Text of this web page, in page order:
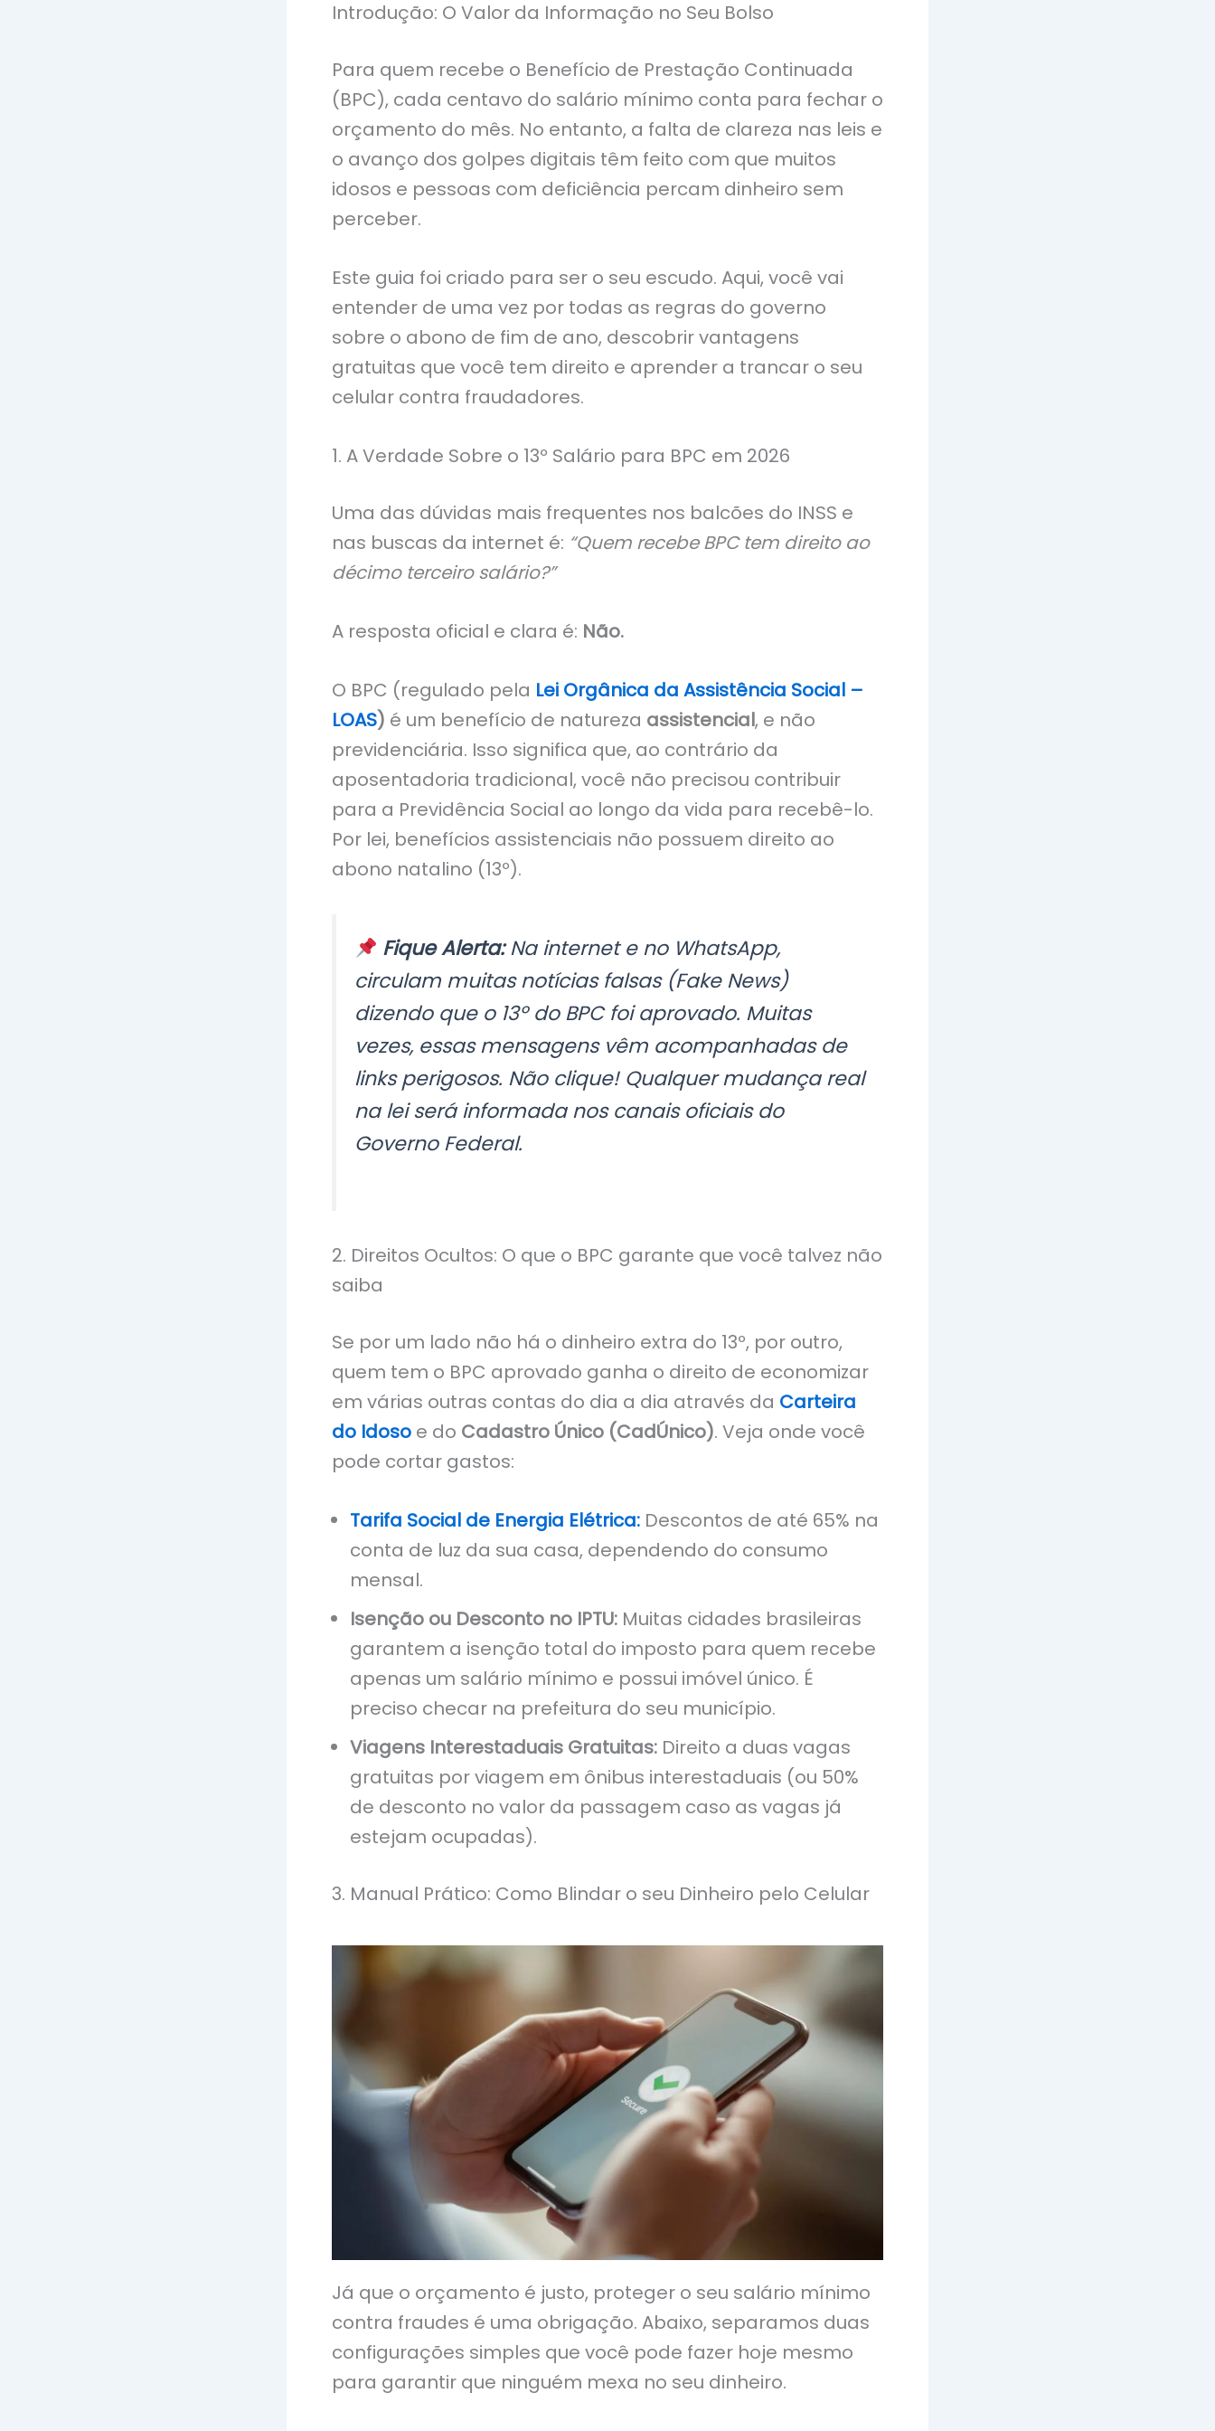
Introdução: O Valor da Informação no Seu Bolso
Para quem recebe o Benefício de Prestação Continuada
(BPC), cada centavo do salário mínimo conta para fechar o
orçamento do mês. No entanto, a falta de clareza nas leis e
o avanço dos golpes digitais têm feito com que muitos
idosos e pessoas com deficiência percam dinheiro sem
perceber.
Este guia foi criado para ser o seu escudo. Aqui, você vai
entender de uma vez por todas as regras do governo
sobre o abono de fim de ano, descobrir vantagens
gratuitas que você tem direito e aprender a trancar o seu
celular contra fraudadores.
1. A Verdade Sobre o 13º Salário para BPC em 2026
Uma das dúvidas mais frequentes nos balcões do INSS e
nas buscas da internet é: “Quem recebe BPC tem direito ao
décimo terceiro salário?”
A resposta oficial e clara é: Não.
O BPC (regulado pela Lei Orgânica da Assistência Social –
LOAS) é um benefício de natureza assistencial, e não
previdenciária. Isso significa que, ao contrário da
aposentadoria tradicional, você não precisou contribuir
para a Previdência Social ao longo da vida para recebê-lo.
Por lei, benefícios assistenciais não possuem direito ao
abono natalino (13º).
Fique Alerta:Na internet e no WhatsApp,
circulam muitas notícias falsas (Fake News)
dizendo que o 13º do BPC foi aprovado. Muitas
vezes, essas mensagens vêm acompanhadas de
links perigosos. Não clique! Qualquer mudança real
na lei será informada nos canais oficiais do
Governo Federal.
2. Direitos Ocultos: O que o BPC garante que você talvez não
saiba
Se por um lado não há o dinheiro extra do 13º, por outro,
quem tem o BPC aprovado ganha o direito de economizar
em várias outras contas do dia a dia através da Carteira
do Idoso e do Cadastro Único (CadÚnico). Veja onde você
pode cortar gastos:
Tarifa Social de Energia Elétrica: Descontos de até 65% na
conta de luz da sua casa, dependendo do consumo
mensal.
Isenção ou Desconto no IPTU: Muitas cidades brasileiras
garantem a isenção total do imposto para quem recebe
apenas um salário mínimo e possui imóvel único. É
preciso checar na prefeitura do seu município.
Viagens Interestaduais Gratuitas: Direito a duas vagas
gratuitas por viagem em ônibus interestaduais (ou 50%
de desconto no valor da passagem caso as vagas já
estejam ocupadas).
3. Manual Prático: Como Blindar o seu Dinheiro pelo Celular
Já que o orçamento é justo, proteger o seu salário mínimo
contra fraudes é uma obrigação. Abaixo, separamos duas
configurações simples que você pode fazer hoje mesmo
para garantir que ninguém mexa no seu dinheiro.